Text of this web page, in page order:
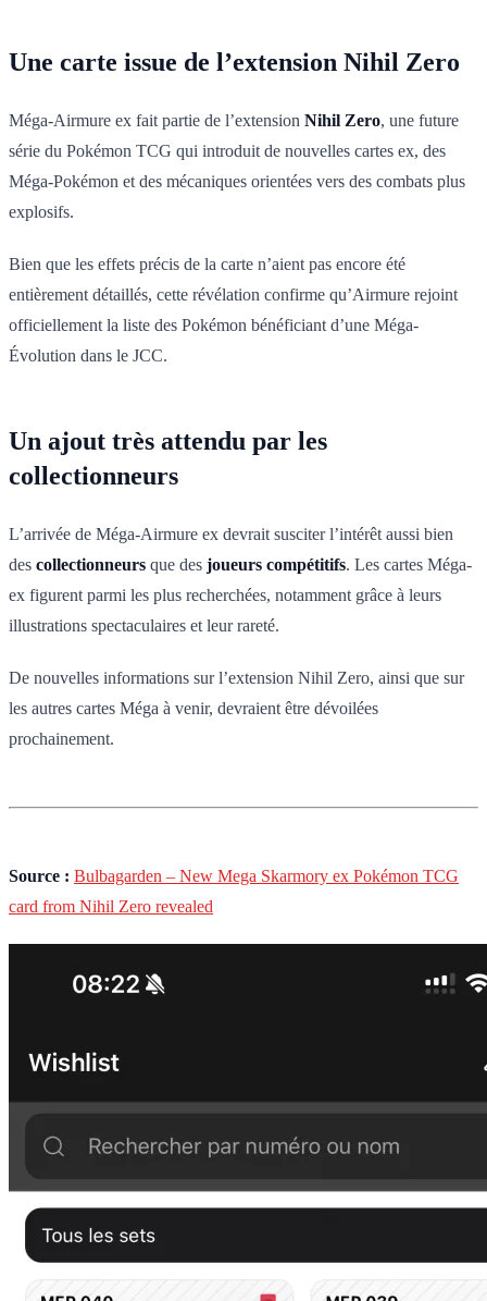
Une carte issue de l’extension Nihil Zero
Méga-Airmure ex fait partie de l’extension Nihil Zero, une future
série du Pokémon TCG qui introduit de nouvelles cartes ex, des
Méga-Pokémon et des mécaniques orientées vers des combats plus
explosifs.
Bien que les effets précis de la carte n’aient pas encore été
entièrement détaillés, cette révélation confirme qu’Airmure rejoint
officiellement la liste des Pokémon bénéficiant d’une Méga-
Évolution dans le JCC.
Un ajout très attendu par les
collectionneurs
L’arrivée de Méga-Airmure ex devrait susciter l’intérêt aussi bien
des collectionneurs que des joueurs compétitifs. Les cartes Méga-
ex figurent parmi les plus recherchées, notamment grâce à leurs
illustrations spectaculaires et leur rareté.
De nouvelles informations sur l’extension Nihil Zero, ainsi que sur
les autres cartes Méga à venir, devraient être dévoilées
prochainement.
Source : Bulbagarden – New Mega Skarmory ex Pokémon TCG
card from Nihil Zero revealed